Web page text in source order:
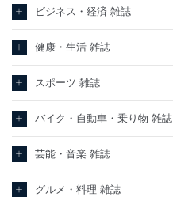
ビジネス・経済 雑誌
健康・生活 雑誌
スポーツ 雑誌
バイク・自動車・乗り物 雑誌
芸能・音楽 雑誌
グルメ・料理 雑誌